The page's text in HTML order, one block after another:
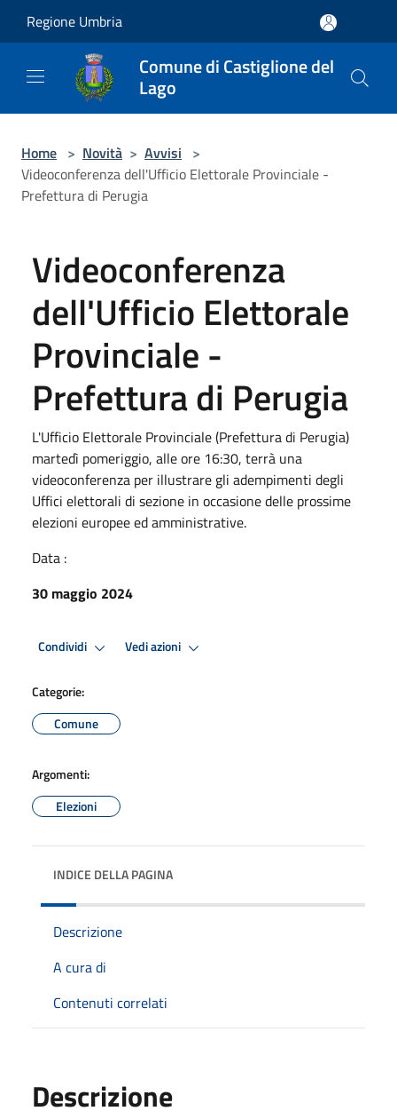
Regione Umbria
Comune di Castiglione del
Lago
Home > Novità > Avvisi >
Videoconferenza dell'Ufficio Elettorale Provinciale -
Prefettura di Perugia
Videoconferenza
dell'Ufficio Elettorale
Provinciale -
Prefettura di Perugia
L'Ufficio Elettorale Provinciale (Prefettura di Perugia)
martedì pomeriggio, alle ore 16:30, terrà una
videoconferenza per illustrare gli adempimenti degli
Uffici elettorali di sezione in occasione delle prossime
elezioni europee ed amministrative.
Data :
30 maggio 2024
Condividi Vedi azioni
Categorie:
Comune
Argomenti:
Elezioni
INDICE DELLA PAGINA
Descrizione
A cura di
Contenuti correlati
Descrizione